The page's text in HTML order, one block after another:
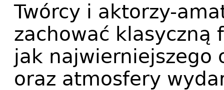
Twórcy i aktorzy-
zachować klasyczną
jak najwierniejszego
oraz atmosfery